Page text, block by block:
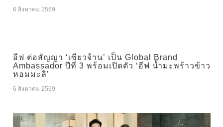
6 สิงหาคม 2569
อีฟ ต่อสัญญา ‘เซียวจ้าน’ เป็น Global Brand
Ambassador ปีที่ 3 พร้อมเปิดตัว ‘อีฟ น้ำมะพร้าวข้าว
หอมมะลิ’
6 สิงหาคม 2569